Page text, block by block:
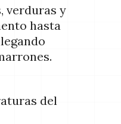
verduras y
hasta
del